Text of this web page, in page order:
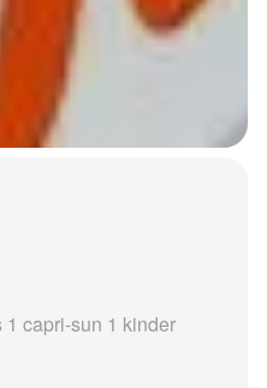
capri-sun 1 kinder